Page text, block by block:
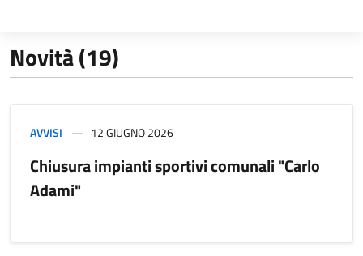
Novità (19)
AVVISI 12 GIUGNO 2026
Chiusura impianti sportivi comunali "Carlo
Adami"